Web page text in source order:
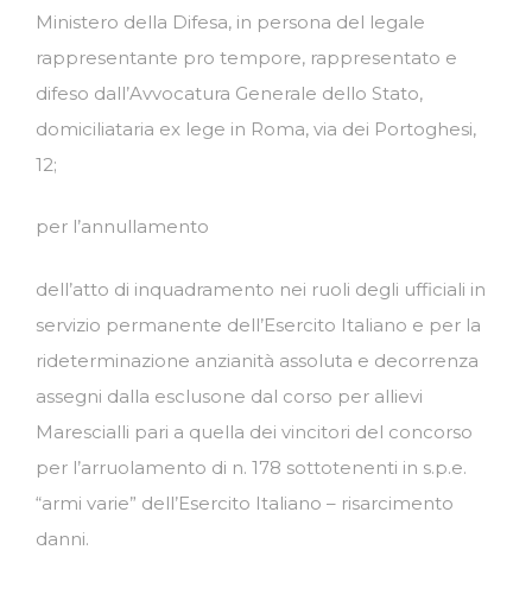
Ministero della Difesa, in persona del legale
rappresentante pro tempore, rappresentato e
difeso dall’Avvocatura Generale dello Stato,
domiciliataria ex lege in Roma, via dei Portoghesi,
12;
per l’annullamento
dell’atto di inquadramento nei ruoli degli ufficiali in
servizio permanente dell’Esercito Italiano e per la
rideterminazione anzianità assoluta e decorrenza
assegni dalla esclusone dal corso per allievi
Marescialli pari a quella dei vincitori del concorso
per l’arruolamento di n. 178 sottotenenti in s.p.e.
“armi varie” dell’Esercito Italiano – risarcimento
danni.